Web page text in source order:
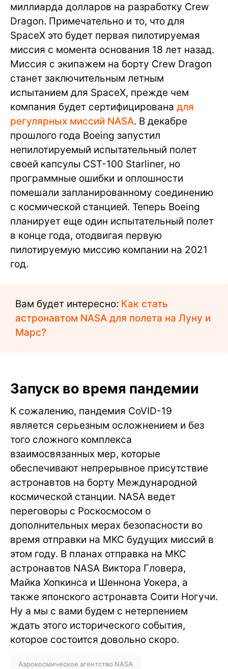
миллиарда долларов на разработку Crew
Dragon. Примечательно и то, что для
SpaceX это будет первая пилотируемая
миссия с момента основания 18 лет назад.
Миссия с экипажем на борту Crew Dragon
станет заключительным летным
испытанием для SpaceX, прежде чем
компания будет сертифицирована для
регулярных миссий NASA. В декабре
прошлого года Boeing запустил
непилотируемый испытательный полет
своей капсулы CST-100 Starliner, но
программные ошибки и оплошности
помешали запланированному соединению
с космической станцией. Теперь Boeing
планирует еще один испытательный полет
в конце года, отодвигая первую
пилотируемую миссию компании на 2021
год.
Вам будет интересно: Как стать
астронавтом NASA для полета на Луну и
Марс?
Запуск во время пандемии
К сожалению, пандемия CoVID-19
является серьезным осложнением и без
того сложного комплекса
взаимосвязанных мер, которые
обеспечивают непрерывное присутствие
астронавтов на борту Международной
космической станции. NASA ведет
переговоры с Роскосмосом о
дополнительных мерах безопасности во
время отправки на МКС будущих миссий в
этом году. В планах отправка на МКС
астронавтов NASA Виктора Гловера,
Майка Хопкинса и Шеннона Уокера, а
также японского астронавта Соити Ногучи.
Ну а мы с вами будем с нетерпением
ждать этого исторического события,
которое состоится довольно скоро.
Аэрокосмическое агентство NASA